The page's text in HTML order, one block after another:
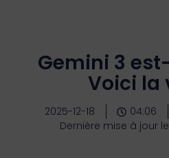
Gemini 3
Voici la
2025-12-18 04:06
Dernière mise à jour